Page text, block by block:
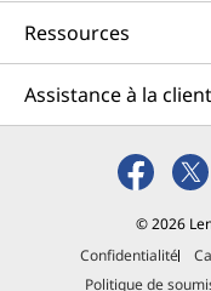
Ressources
Assistance à la
© 2026
Confidentialité
Politique de